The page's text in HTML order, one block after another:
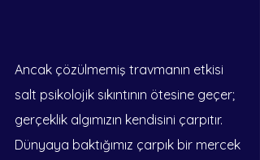
Ancak çözülmemiş travmanın etkisi
salt psikolojik sıkıntının ötesine geçer;
gerçeklik algımızın kendisini çarpıtır.
Dünyaya baktığımız çarpık bir mercek